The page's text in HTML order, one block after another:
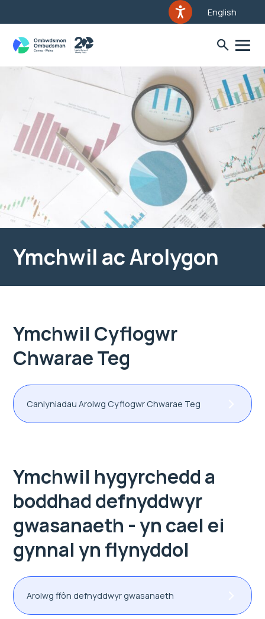
English
Ymchwil ac Arolygon
Ymchwil Cyflogwr
Chwarae Teg
Canlyniadau Arolwg Cyflogwr Chwarae Teg
Ymchwil hygyrchedd a
boddhad defnyddwyr
gwasanaeth - yn cael ei
gynnal yn flynyddol
Arolwg ffôn defnyddwyr gwasanaeth